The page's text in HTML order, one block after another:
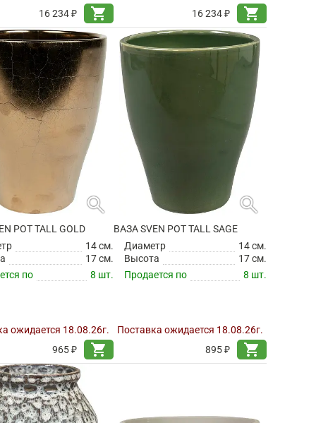
16 234 ₽
shopping_cart
16 234 ₽
shopping_cart
search
POT TALL GOLD
14 см.
17 см.
по
8 шт.
ожидается 18.08.26г.
965 ₽
shopping_cart
search
ВАЗА SVEN POT TALL SAGE
Диаметр
14 см.
Высота
17 см.
Продается по
8 шт.
Поставка ожидается 18.08.26г.
895 ₽
shopping_cart